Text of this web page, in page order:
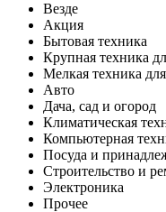
Везде
Акция
Бытовая техника
Крупная техника
Мелкая техника
Авто
Дача, сад и огород
Климатическая
Компьютерная
Посуда и
Строительство и
Электроника
Прочее